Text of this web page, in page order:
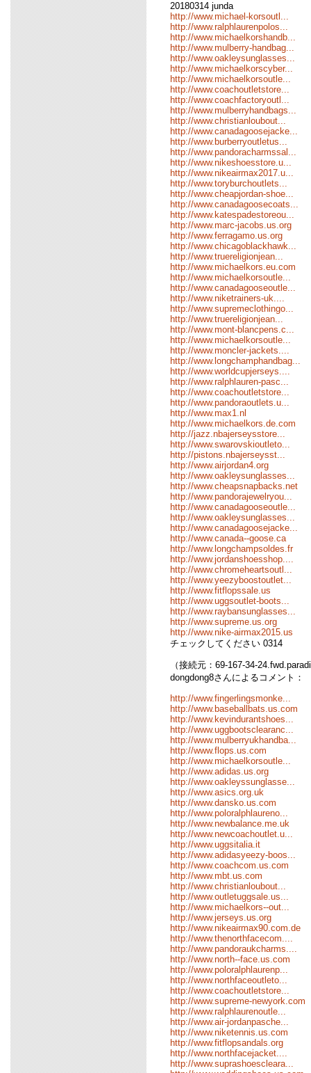
20180314 junda
http://www.michael-korsoutl...
http://www.ralphlaurenpolos...
http://www.michaelkorshandb...
http://www.mulberry-handbag...
http://www.oakleysunglasses...
http://www.michaelkorscyber...
http://www.michaelkorsoutle...
http://www.coachoutletstore...
http://www.coachfactoryoutl...
http://www.mulberryhandbags...
http://www.christianloubout...
http://www.canadagoosejacke...
http://www.burberryoutletus...
http://www.pandoracharmssal...
http://www.nikeshoesstore.u...
http://www.nikeairmax2017.u...
http://www.toryburchoutlets...
http://www.cheapjordan-shoe...
http://www.canadagoosecoats...
http://www.katespadestoreou...
http://www.marc-jacobs.us.org
http://www.ferragamo.us.org
http://www.chicagoblackhawk...
http://www.truereligionjean...
http://www.michaelkors.eu.com
http://www.michaelkorsoutle...
http://www.canadagooseoutle...
http://www.niketrainers-uk....
http://www.supremeclothingo...
http://www.truereligionjean...
http://www.mont-blancpens.c...
http://www.michaelkorsoutle...
http://www.moncler-jackets....
http://www.longchamphandbag...
http://www.worldcupjerseys....
http://www.ralphlauren-pasc...
http://www.coachoutletstore...
http://www.pandoraoutlets.u...
http://www.max1.nl
http://www.michaelkors.de.com
http://jazz.nbajerseysstore...
http://www.swarovskioutleto...
http://pistons.nbajerseysst...
http://www.airjordan4.org
http://www.oakleysunglasses...
http://www.cheapsnapbacks.net
http://www.pandorajewelryou...
http://www.canadagooseoutle...
http://www.oakleysunglasses...
http://www.canadagoosejacke...
http://www.canada--goose.ca
http://www.longchampsoldes.fr
http://www.jordanshoesshop....
http://www.chromeheartsoutl...
http://www.yeezyboostoutlet...
http://www.fitflopssale.us
http://www.uggsoutlet-boots...
http://www.raybansunglasses...
http://www.supreme.us.org
http://www.nike-airmax2015.us
チェックしてください 0314
（接続元：69-167-34-
dongdong8さんによるコメント：
http://www.fingerlingsmonke...
http://www.baseballbats.us.com
http://www.kevindurantshoes...
http://www.uggbootsclearanc...
http://www.mulberryukhandba...
http://www.flops.us.com
http://www.michaelkorsoutle...
http://www.adidas.us.org
http://www.oakleyssunglasse...
http://www.asics.org.uk
http://www.dansko.us.com
http://www.poloralphlaureno...
http://www.newbalance.me.uk
http://www.newcoachoutlet.u...
http://www.uggsitalia.it
http://www.adidasyeezy-boos...
http://www.coachcom.us.com
http://www.mbt.us.com
http://www.christianloubout...
http://www.outletuggsale.us...
http://www.michaelkors--out...
http://www.jerseys.us.org
http://www.nikeairmax90.com.de
http://www.thenorthfacecom....
http://www.pandoraukcharms....
http://www.north--face.us.com
http://www.poloralphlaurenp...
http://www.northfaceoutleto...
http://www.coachoutletstore...
http://www.supreme-newyork.com
http://www.ralphlaurenoutle...
http://www.air-jordanpasche...
http://www.niketennis.us.com
http://www.fitflopsandals.org
http://www.northfacejacket....
http://www.suprashoescleara...